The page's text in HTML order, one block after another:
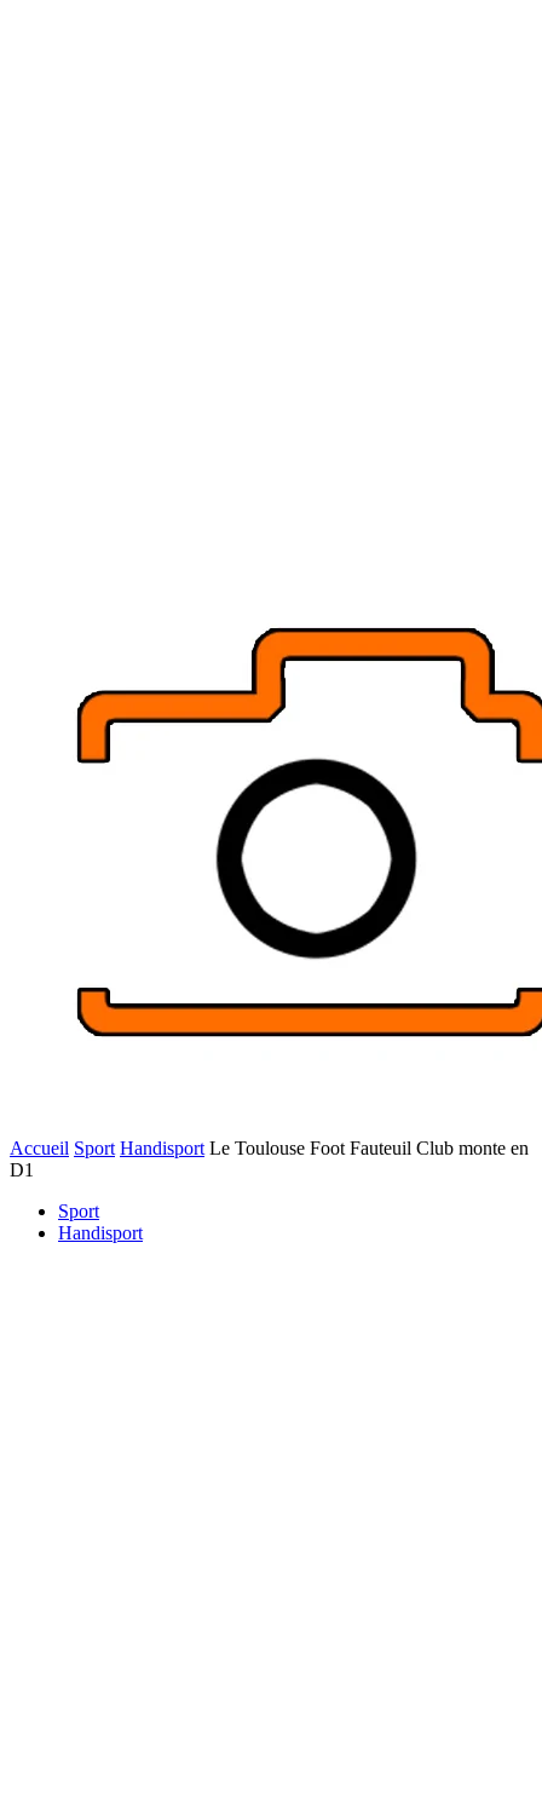
Accueil Sport Handisport Le Toulouse Foot Fauteuil Club monte en
D1
Sport
Handisport